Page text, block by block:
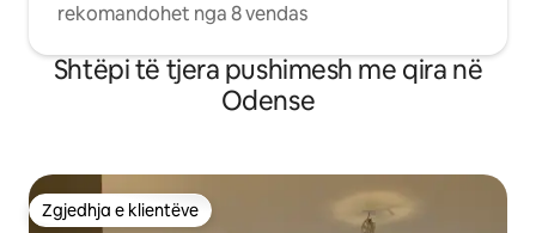
rekomandohet nga 8 vendas
Shtëpi të tjera pushimesh me qira në
Odense
Zgjedhja e klientëve
Zgjedhja e klientëve